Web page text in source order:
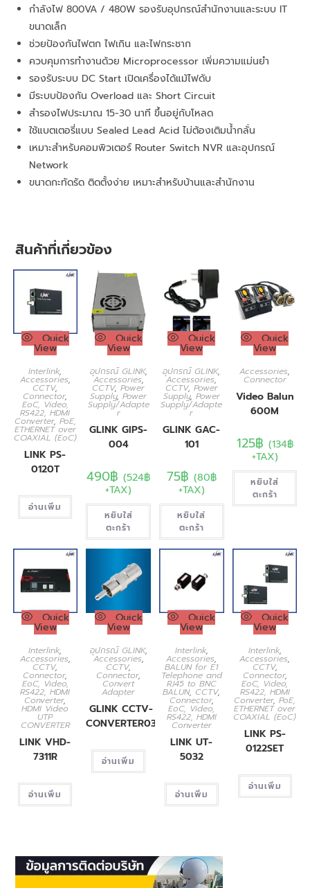
กำลังไฟ 800VA / 480W รองรับอุปกรณ์สำนักงานและระบบ IT
ขนาดเล็ก
ช่วยป้องกันไฟตก ไฟเกิน และไฟกระชาก
ควบคุมการทำงานด้วย Microprocessor เพิ่มความแม่นยำ
รองรับระบบ DC Start เปิดเครื่องได้แม้ไฟดับ
มีระบบป้องกัน Overload และ Short Circuit
สำรองไฟประมาณ 15-30 นาที ขึ้นอยู่กับโหลด
ใช้แบตเตอรี่แบบ Sealed Lead Acid ไม่ต้องเติมน้ำกลั่น
เหมาะสำหรับคอมพิวเตอร์ Router Switch NVR และอุปกรณ์
Network
ขนาดกะทัดรัด ติดตั้งง่าย เหมาะสำหรับบ้านและสำนักงาน
สินค้าที่เกี่ยวข้อง
Quick
View
Interlink,
Accessories,
CCTV,
Connector,
EoC, Video,
RS422, HDMI
Converter, PoE,
ETHERNET over
COAXIAL (EoC)
LINK PS-
0120T
อ่านเพิ่ม
Quick
View
อุปกรณ์ GLINK,
Accessories,
CCTV,Power
Supply,Power
Supply/Adapte
r
GLINK GIPS-
004
490฿ (524฿
+TAX)
หยิบใส่
ตะกร้า
Quick
View
อุปกรณ์ GLINK,
Accessories,
CCTV, Power
Supply, Power
Supply/Adapte
r
GLINK GAC-
101
75฿ (80฿
+TAX)
หยิบใส่
ตะกร้า
Quick
View
Accessories,
Connector
Video Balun
600M
125฿ (134฿
+TAX)
หยิบใส่
ตะกร้า
Quick
View
Interlink,
Accessories,
CCTV,
Connector,
EoC, Video,
RS422, HDMI
Converter,
HDMI Video
UTP
CONVERTER
LINK VHD-
7311R
อ่านเพิ่ม
Quick
View
อุปกรณ์ GLINK,
Accessories,
CCTV,
Connector,
Convert
Adapter
GLINK CCTV-
CONVERTER03
อ่านเพิ่ม
Quick
View
Interlink,
Accessories,
BALUN for E1
Telephone and
RJ45 to BNC
BALUN, CCTV,
Connector,
EoC, Video,
RS422, HDMI
Converter
LINK UT-
5032
อ่านเพิ่ม
Quick
View
Interlink,
Accessories,
CCTV,
Connector,
EoC, Video,
RS422, HDMI
Converter,PoE,
ETHERNET over
COAXIAL (EoC)
LINK PS-
0122SET
อ่านเพิ่ม